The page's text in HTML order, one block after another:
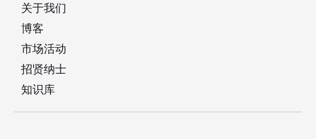
关于我们
博客
市场活动
招贤纳士
知识库